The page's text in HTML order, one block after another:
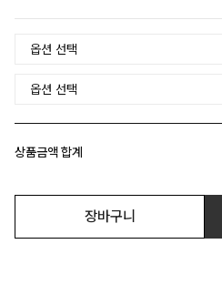
상품금액 합계
장바구니